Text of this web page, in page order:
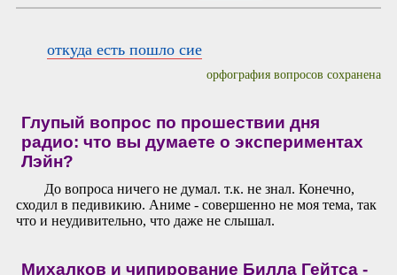
откуда есть пошло сие
орфография вопросов сохранена
Глупый вопрос по прошествии дня
радио: что вы думаете о экспериментах
Лэйн?
До вопроса ничего не думал. т.к. не знал. Конечно,
сходил в педивикию. Аниме - совершенно не моя тема, так
что и неудивительно, что даже не слышал.
Михалков и чипирование Билла Гейтса -